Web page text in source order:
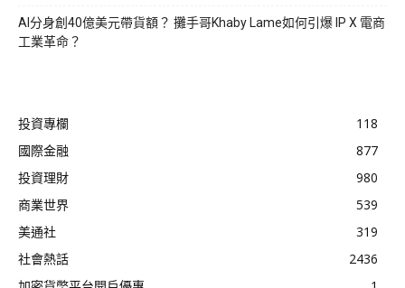
AI分身創40億美元帶貨額？ 攤手哥Khaby Lame如何引爆 IP X 電商
工業革命？
投資專欄
118
國際金融
877
投資理財
980
商業世界
539
美通社
319
社會熱話
2436